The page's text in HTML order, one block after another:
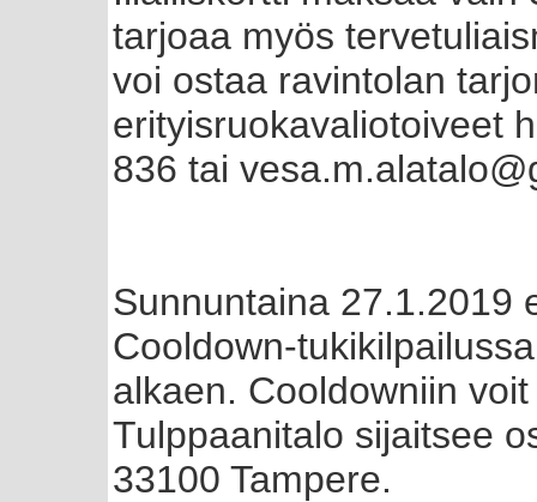
tarjoaa myös
voi ostaa ravintolan
erityisruokavaliotoiveet
836 tai
Sunnuntaina 27.1.2019
Cooldown-
alkaen. Cooldowniin
Tulppaanitalo sijaitsee
33100 Tampere.